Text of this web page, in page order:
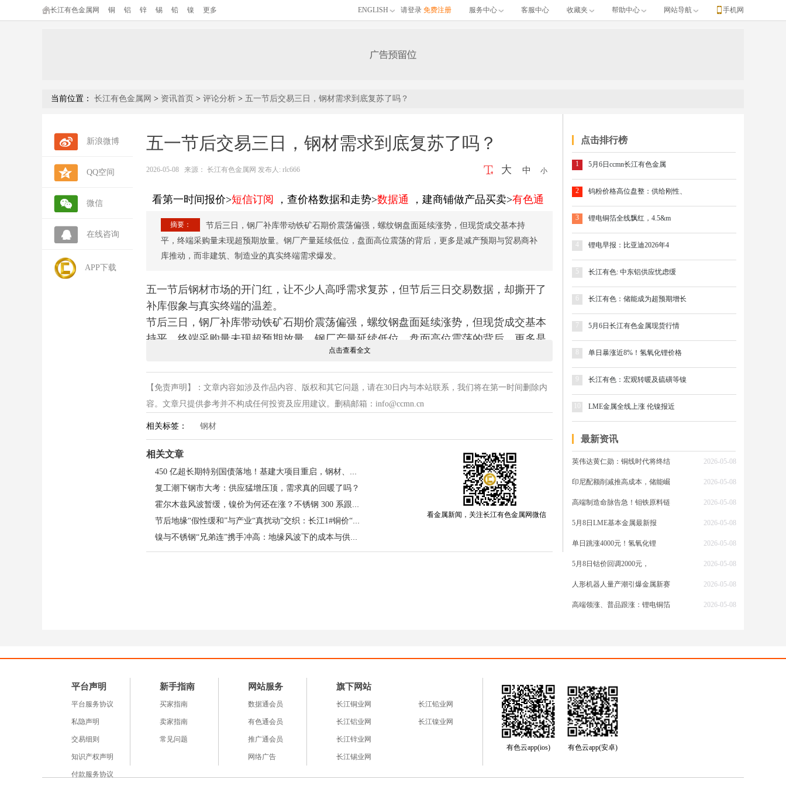
长江有色金属网 铜 铝 锌 锡 铅 镍 更多 ENGLISH 请登录 免费注册 服务中心 客服中心 收藏夹 帮助中心 网站导航 手机网
当前位置： 长江有色金属网 > 资讯首页 > 评论分析 > 五一节后交易三日，钢材需求到底复苏了吗？
新浪微博
QQ空间
微信
在线咨询
APP下载
五一节后交易三日，钢材需求到底复苏了吗？
2026-05-08 来源： 长江有色金属网 发布人: rlc666 大 中 小
看第一时间报价>短信订阅 ，查价格数据和走势>数据通 ，建商铺做产品买卖>有色通
摘要：
节后三日，钢厂补库带动铁矿石期价震荡偏强，螺纹钢盘面延续涨势，但现货成交基本持
平，终端采购量未现超预期放量。钢厂产量延续低位，盘面高位震荡的背后，更多是减产预期与贸易商补
库推动，而非建筑、制造业的真实终端需求爆发。
五一节后钢材市场的开门红，让不少人高呼需求复苏，但节后三日交易数据，却撕开了
补库假象与真实终端的温差。
节后三日，钢厂补库带动铁矿石期价震荡偏强，螺纹钢盘面延续涨势，但现货成交基本
持平，终端采购量未现超预期放量。钢厂产量延续低位，盘面高位震荡的背后，更多是
减产预期与贸易商补库推动，而非建筑、制造业的真实终端需求爆发。
供需端博弈持续拉扯，当前钢厂盈利持续回升，减产意愿松动，但下游需求走弱信号已
现，钢价涨势明显放缓。锰硅等铁合金供需仍偏疲软，盘面估值偏高，黑色系内部分化
明显，板材受出口订单预期支撑偏强，型材则更依赖国内基建需求释放。
宏观扰动持续影响市场情绪，美元与油价的波动带来双重影响，油价上涨推升物流成
本，间接支撑现货价格，美元走势对金属市场的压制仍未消退。临近周末，市场静待贸
易帐数据信号，钢材出口订单预期将直接影响板材后续走势。
短期来看，钢价或维持高位震荡格局，上方受需求走弱压制，下方有减产与成本支撑形
成托底。贸易商可按需补库，终端用户建议逢低按需采购，避免追高带来的波动风险。
点击查看全文
【免责声明】：文章内容如涉及作品内容、版权和其它问题，请在30日内与本站联系，我们将在第一时间删除内
容。文章只提供参考并不构成任何投资及应用建议。删稿邮箱：info@ccmn.cn
相关标签： 钢材
相关文章
450 亿超长期特别国债落地！基建大项目重启，钢材、高端金属材料需求将迎来哪些变化？
复工潮下钢市大考：供应猛增压顶，需求真的回暖了吗？
霍尔木兹风波暂缓，镍价为何还在涨？不锈钢 300 系跟涨逻辑
节后地缘“假性缓和”与产业“真扰动”交织：长江1#铜价“一飞冲天”涨1010元！
镍与不锈钢“兄弟连”携手冲高：地缘风波下的成本与供需博弈
看金属新闻，关注长江有色金属网微信
点击排行榜
1 5月6日ccmn长江有色金属
2 钨粉价格高位盘整：供给刚性、
3 锂电铜箔全线飘红，4.5&m
4 锂电早报：比亚迪2026年4
5 长江有色: 中东铝供应忧虑缓
长江有色：储能成为超预期增长
7 5月6日长江有色金属现货行情
单日暴涨近8%！氢氧化锂价格
长江有色：宏观转暖及硫磺等镍
LME金属全线上涨 伦镍报近
最新资讯
英伟达黄仁勋：铜线时代将终结 2026-05-08
印尼配额削减推高成本，储能崛 2026-05-08
高端制造命脉告急！钼铁原料链 2026-05-08
5月8日LME基本金属最新报 2026-05-08
单日跳涨4000元！氢氧化锂 2026-05-08
5月8日钴价回调2000元， 2026-05-08
人形机器人量产潮引爆金属新赛 2026-05-08
高端领涨、普品跟涨：锂电铜箔 2026-05-08
平台声明
平台服务协议
私隐声明
交易细则
知识产权声明
付款服务协议
新手指南
买家指南
卖家指南
常见问题
网站服务
数据通会员
有色通会员
推广通会员
网络广告
旗下网站
长江铜业网
长江铝业网
长江锌业网
长江锡业网
长江铅业网
长江镍业网
有色云app(ios) 有色云app(安卓)